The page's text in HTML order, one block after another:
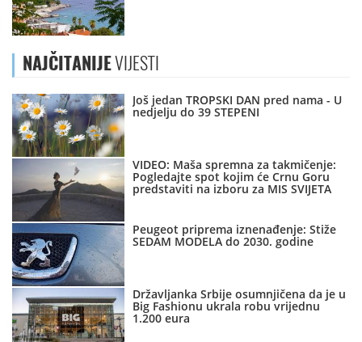
NAJČITANIJEVIJESTI
Još jedan TROPSKI DAN pred nama - U
nedjelju do 39 STEPENI
VIDEO: Maša spremna za takmičenje:
Pogledajte spot kojim će Crnu Goru
predstaviti na izboru za MIS SVIJETA
Peugeot priprema iznenađenje: Stiže
SEDAM MODELA do 2030. godine
Državljanka Srbije osumnjičena da je u
Big Fashionu ukrala robu vrijednu
1.200 eura